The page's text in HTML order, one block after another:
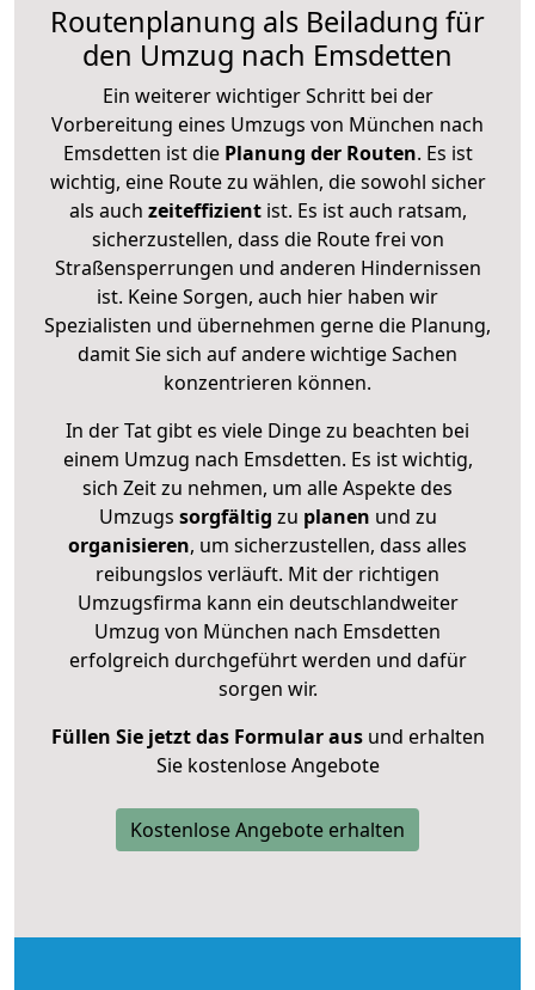
Routenplanung als Beiladung für
den Umzug nach Emsdetten
Ein weiterer wichtiger Schritt bei der
Vorbereitung eines Umzugs von München nach
Emsdetten ist diePlanung der Routen. Es ist
wichtig, eine Route zu wählen, die sowohl sicher
als auch zeiteffizientist. Es ist auch ratsam,
sicherzustellen, dass die Route frei von
Straßensperrungen und anderen Hindernissen
ist. Keine Sorgen, auch hier haben wir
Spezialisten und übernehmen gerne die Planung,
damit Sie sich auf andere wichtige Sachen
konzentrieren können.
In der Tat gibt es viele Dinge zu beachten bei
einem Umzug nach Emsdetten. Es ist wichtig,
sich Zeit zu nehmen, um alle Aspekte des
Umzugs sorgfältig zu planen und zu
organisieren, um sicherzustellen, dass alles
reibungslos verläuft. Mit der richtigen
Umzugsfirma kann ein deutschlandweiter
Umzug von München nach Emsdetten
erfolgreich durchgeführt werden und dafür
sorgen wir.
Füllen Sie jetzt das Formular ausund erhalten
Sie kostenlose Angebote
Kostenlose Angebote erhalten